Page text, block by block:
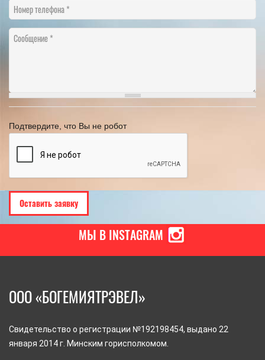
Номер телефона
Сообщение
Подтвердите, что Вы не робот
МЫ В INSTAGRAM
ООО «БОГЕМИЯТРЭВЕЛ»
Свидетельство о регистрации №192198454, выдано 22
января 2014 г. Минским горисполкомом.